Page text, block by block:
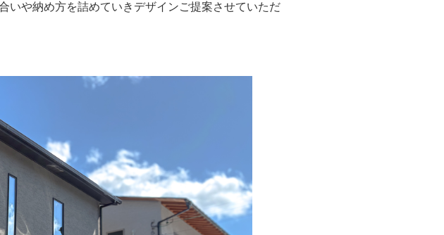
いや納め方を詰めていきデザインご提案させていただ